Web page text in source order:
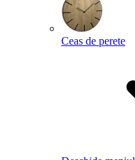
Ceas de perete